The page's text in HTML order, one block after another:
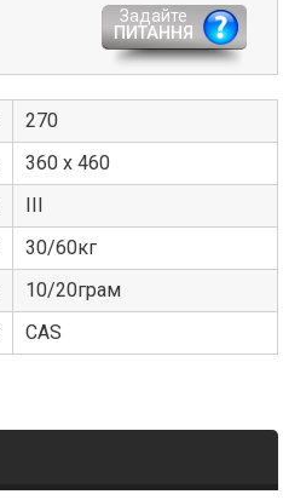
Задайте
ПИТАННЯ
270
360 x 460
ІІІ
30/60кг
10/20грам
CAS